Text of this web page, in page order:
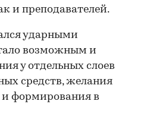
и преподавателей.
ударными
возможным и
у отдельных слоев
средств, желания
и формирования в